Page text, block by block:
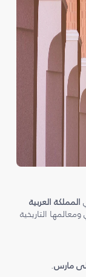
المملكة العربية
التاريخية
مارس.